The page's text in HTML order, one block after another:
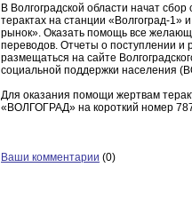
В Волгоградской области начат
терактах на станции «Волгоград-1»
рынок». Оказать помощь все
переводов. Отчеты о поступлении и
размещаться на сайте
социальной поддержки населения
Для оказания помощи жертвам
«ВОЛГОГРАД» на короткий номер
Ваши комментарии (0)